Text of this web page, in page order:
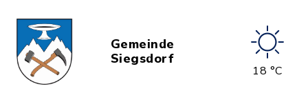
Gemeinde
Siegsdorf
18 °C